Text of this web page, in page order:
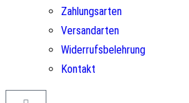
Zahlungsarten
Versandarten
Widerrufsbelehrung
Kontakt